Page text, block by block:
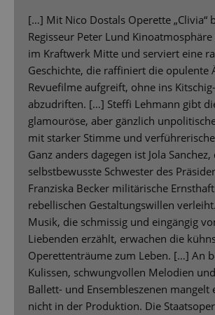
[…] Mit Nico Dostals Operette „Clivia“
Regisseur Peter Lund
im Kraftwerk Mitte und serviert eine
Geschichte, die raffiniert die opulente
Revuefilme aufgreift, ohne ins
abzudriften. […] Steffi Lehmann gibt
glamouröse, aber gänzlich
mit starker Stimme und
Ganz anders dagegen ist Jola Sanchez,
selbstbewusste Schwester des
Franziska Becker militärische
rebellischen Gestaltungswillen
Musik, die schmissig und eingängig
Liebenden erzählt, erwachen die
Operettenträume zum Leben. […] An
Kulissen, schwungvollen Melodien
Ballett- und Ensembleszenen mangelt
nicht in der Produktion. Die